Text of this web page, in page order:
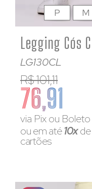
LG130CL
R$ 101,11
76,91
via Pix ou Boleto
ou em até10xde
cartões
P M